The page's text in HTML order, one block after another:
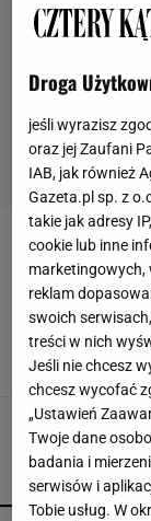
PALENIE W
Droga
jeśli wyrazisz
oraz jej Zaufani
IAB, jak również
Gazeta.pl sp. z
takie jak adresy
cookie lub inne
marketingowych,
reklam
swoich
treści w nich
Jeśli nie chcesz
chcesz wycofać
„Ustawień
Twoje dane
badania i
serwisów i
Tobie usług. W